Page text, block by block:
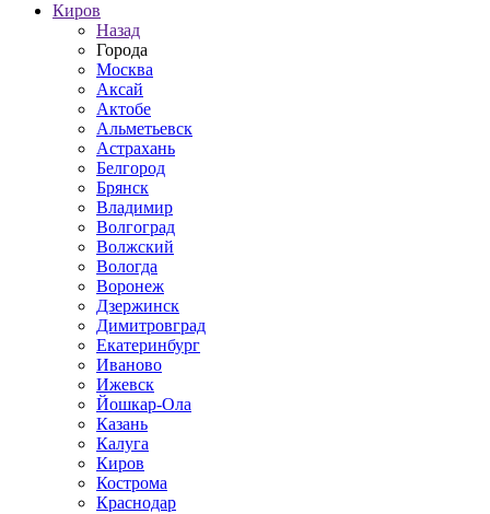
Киров
Назад
Города
Москва
Аксай
Актобе
Альметьевск
Астрахань
Белгород
Брянск
Владимир
Волгоград
Волжский
Вологда
Воронеж
Дзержинск
Димитровград
Екатеринбург
Иваново
Ижевск
Йошкар-Ола
Казань
Калуга
Киров
Кострома
Краснодар